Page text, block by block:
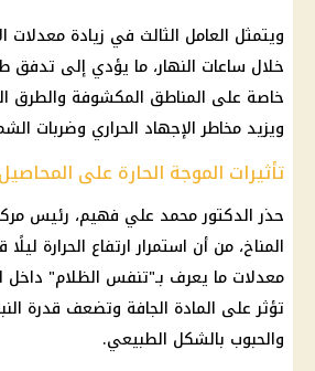
ويتمثل العامل الثالث في زيادة
خلال ساعات النهار، ما يؤدي إلى تدفق
خاصة على المناطق المكشوفة والطرق
ويزيد مخاطر الإجهاد الحراري وضربات
تأثيرات الموجة الحارة على المحاصيل
حذر الدكتور محمد علي فهيم، رئيس
المناخ، من أن استمرار ارتفاع الحرارة
معدلات ما يعرف بـ"تنفس الظلام" داخل
تؤثر على المادة الجافة وتضعف قدرة
والحبوب بالشكل الطبيعي.